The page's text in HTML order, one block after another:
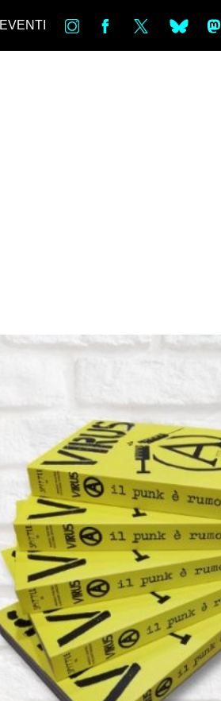
EVENTI in bsky